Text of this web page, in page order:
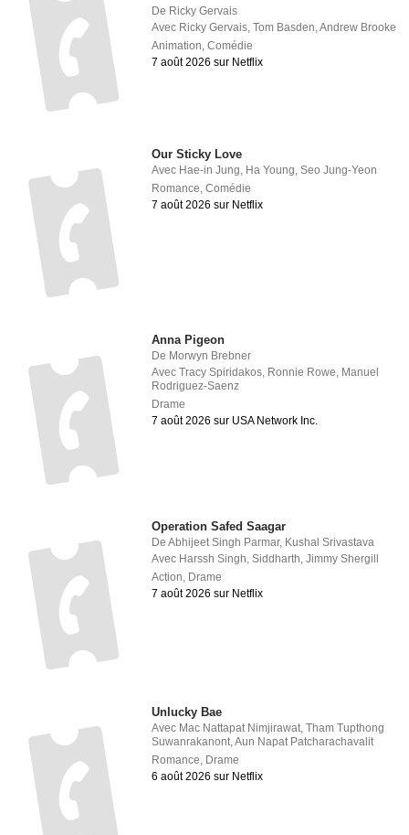
De Ricky Gervais
Avec Ricky Gervais,Tom Basden,Andrew Brooke
Animation,Comédie
7 août 2026 sur Netflix
Our Sticky Love
Avec Hae-in Jung, Ha Young,Seo Jung-Yeon
Romance,Comédie
7 août 2026 sur Netflix
Anna Pigeon
De Morwyn Brebner
AvecTracy Spiridakos, Ronnie Rowe, Manuel
Rodriguez-Saenz
Drame
7 août 2026 sur USA Network Inc.
Operation Safed Saagar
DeAbhijeet Singh Parmar, Kushal Srivastava
Avec Harssh Singh ,Siddharth ,Jimmy Shergill
Action Drame
7 août 2026 sur Netflix
Unlucky Bae
Avec Mac Nattapat Nimjirawat,Tham Tupthong
Suwanrakanont,Aun Napat Patcharachavalit
Romance, Drame
6 août 2026 sur Netflix